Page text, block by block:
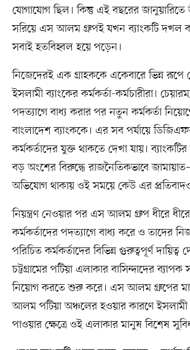
যোগাযোগ ছিল। কিন্তু এই বছরের জানুয়ারিতে
সরিয়ে এস আলম গ্রুপই যখন ব্যাংকটি দখল
সবাই হতবিহ্বল হয়ে পড়েন।
নিজেদেরই এক গ্রাহককে একেবারে ভিন্ন রূপে
ইসলামী ব্যাংকের কর্মকর্তা-কর্মচারীরা।
পদত্যাগে বাধ্য করার পর নতুন কর্মকর্তা
বাংলাদেশ ব্যাংককে। এর সব পর্যায়ে
কর্মকর্তাদের যুক্ত থাকতে দেখা যায়।
বড় অংশের বিরুদ্ধে রাজনৈতিকভাবে
অভিযোগ থাকায় ওই সময়ে কেউ এর
নিয়ন্ত্রণ নেওয়ার পর এস আলম গ্রুপ ধীরে ধীরে
কর্মকর্তাদের পদত্যাগে বাধ্য করে ও তাদের
পরিচিত কর্মকর্তাদের বিভিন্ন গুরুত্বপূর্ণ দায়িত্ব
চট্টগ্রামের পটিয়া এলাকার বাসিন্দাদের ব্যাপক
নিয়োগ করতে শুরু করে। এস আলম গ্রুপের
আলম পটিয়া অঞ্চলের হওয়ার কারণে ইসলামী
পাওয়ার ক্ষেত্রে ওই এলাকার মানুষ বিশেষ